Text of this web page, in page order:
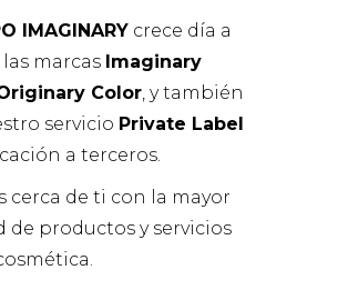
IMAGINARY crece día a
marcas Imaginary
Color , y también
servicio Private Label
a terceros.
cerca de ti con la mayor
de productos y servicios